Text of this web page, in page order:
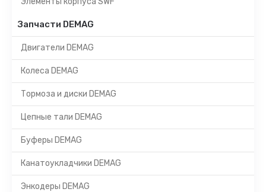
Запчасти DEMAG
Двигатели DEMAG
Колеса DEMAG
Тормоза и диски DEMAG
Цепные тали DEMAG
Буферы DEMAG
Канатоукладчики DEMAG
Энкодеры DEMAG